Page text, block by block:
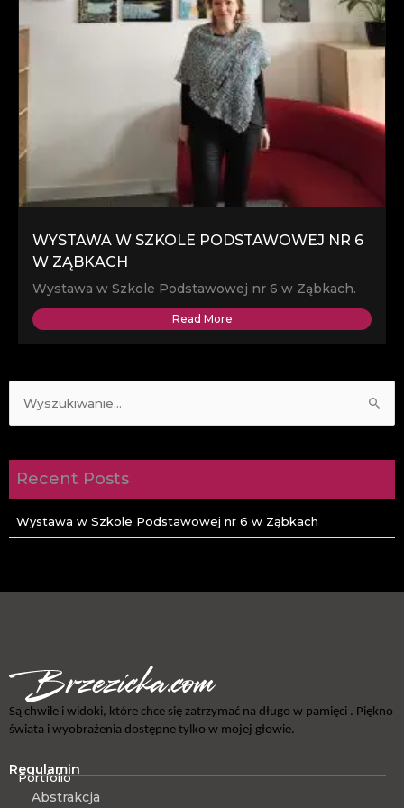
WYSTAWA W SZKOLE PODSTAWOWEJ NR 6
W ZĄBKACH
Wystawa w Szkole Podstawowej nr 6 w Ząbkach.
Read More
Szukaj
dla:
Recent Posts
Wystawa w Szkole Podstawowej nr 6 w Ząbkach
Są chwile i widoki, które chce się zatrzymać na długo w pamięci . Piękno
świata i wyobrażenia dostępne tylko w mojej głowie.
Regulamin
Portfolio
Abstrakcja